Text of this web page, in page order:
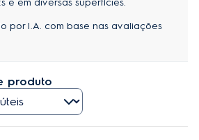
enroscado.
de 420ml:
por I.A. com base nas avaliações
produto